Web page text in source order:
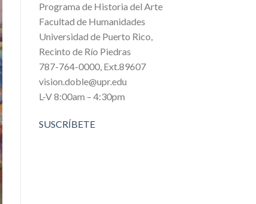
Programa de Historia del Arte
Facultad de Humanidades
Universidad de Puerto Rico,
Recinto de Río Piedras
787-764-0000, Ext.89607
vision.doble@upr.edu
L-V 8:00am – 4:30pm
SUSCRÍBETE